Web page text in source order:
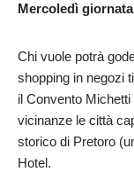
Mercoledì
Chi vuole potrà
shopping in negozi
il Convento
vicinanze le città
storico di Pretoro
Hotel.